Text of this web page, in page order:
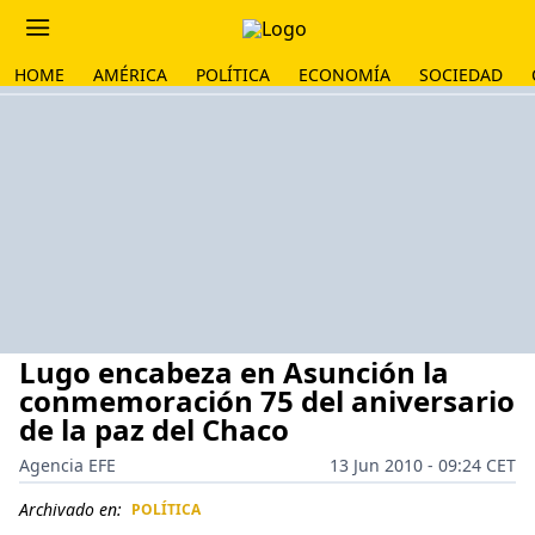
HOME AMÉRICA POLÍTICA ECONOMÍA SOCIEDAD
Lugo encabeza en Asunción la
conmemoración 75 del aniversario
de la paz del Chaco
Agencia EFE
13 Jun 2010 - 09:24 CET
Archivado en: POLÍTICA